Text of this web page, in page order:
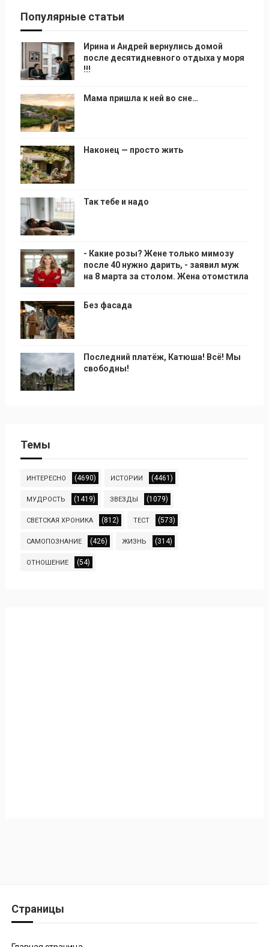
Популярные статьи
Ирина и Андрей вернулись домой
после десятидневного отдыха у моря
!!!
Мама пришла к ней во сне…
Наконец — просто жить
Так тебе и надо
- Какие розы? Жене только мимозу
после 40 нужно дарить, - заявил муж
на 8 марта за столом. Жена отомстила
Без фасада
Последний платёж, Катюша! Всё! Мы
свободны!
Темы
ИНТЕРЕСНО (4690) ИСТОРИИ (4461)
МУДРОСТЬ (1419) ЗВЕЗДЫ (1079)
СВЕТСКАЯ ХРОНИКА (812) ТЕСТ (573)
САМОПОЗНАНИЕ (426) ЖИЗНЬ (314)
ОТНОШЕНИЕ (54)
Страницы